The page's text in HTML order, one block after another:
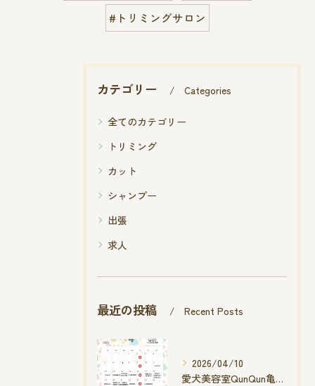
#トリミングサロン
カテゴリー Categories
全てのカテゴリー
トリミング
カット
シャンプー
出張
求人
最近の投稿 Recent Posts
2026/04/10
愛犬美容室QunQun亀山エコー店